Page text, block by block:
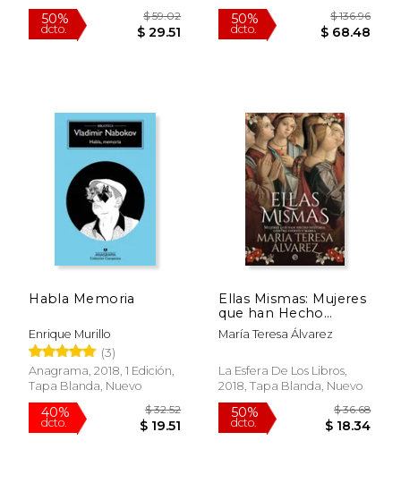
15%
dcto.
Rápido
15%
dcto. $
Habla Memoria
Enrique Murillo
(3)
Anagrama, 2018, 1 Edición,
Tapa Blanda, Nuevo
Ellas Mismas: Mujeres
que han Hecho
Historia Contra Viento
y Marea
María Teresa Álvarez
La Esfera De Los Libros,
2018, Tapa Blanda, Nuevo